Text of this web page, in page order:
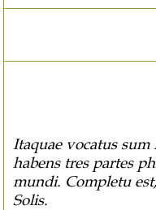
Itaquae vocatus
habens tres partes
mundi. Completu
Solis.